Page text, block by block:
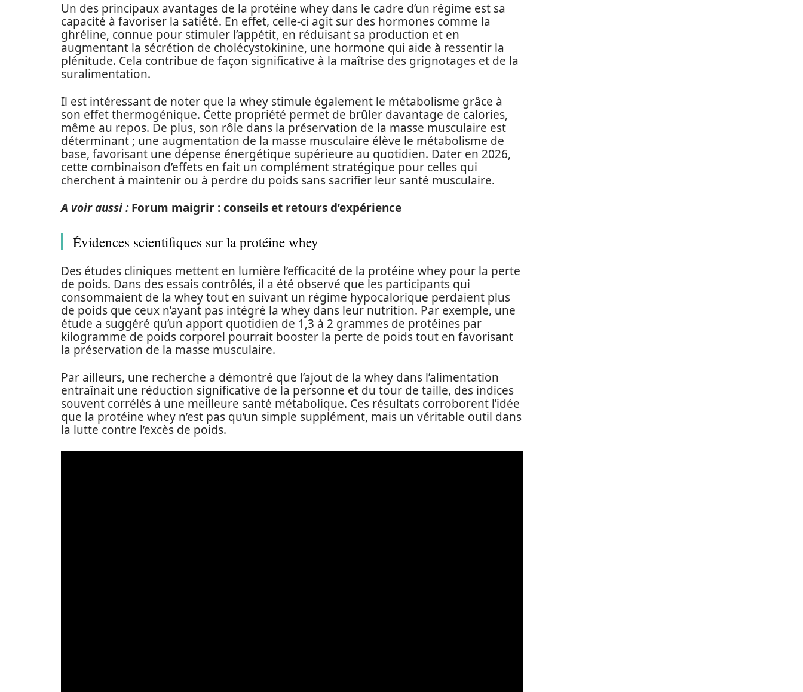
Un des principaux avantages de la protéine whey dans le cadre d’un régime est sa
capacité à favoriser la satiété. En effet, celle-ci agit sur des hormones comme la
ghréline, connue pour stimuler l’appétit, en réduisant sa production et en
augmentant la sécrétion de cholécystokinine, une hormone qui aide à ressentir la
plénitude. Cela contribue de façon significative à la maîtrise des grignotages et de la
suralimentation.
Il est intéressant de noter que la whey stimule également le métabolisme grâce à
son effet thermogénique. Cette propriété permet de brûler davantage de calories,
même au repos. De plus, son rôle dans la préservation de la masse musculaire est
déterminant ; une augmentation de la masse musculaire élève le métabolisme de
base, favorisant une dépense énergétique supérieure au quotidien. Dater en 2026,
cette combinaison d’effets en fait un complément stratégique pour celles qui
cherchent à maintenir ou à perdre du poids sans sacrifier leur santé musculaire.
A voir aussi : Forum maigrir : conseils et retours d’expérience
Évidences scientifiques sur la protéine whey
Des études cliniques mettent en lumière l’efficacité de la protéine whey pour la perte
de poids. Dans des essais contrôlés, il a été observé que les participants qui
consommaient de la whey tout en suivant un régime hypocalorique perdaient plus
de poids que ceux n’ayant pas intégré la whey dans leur nutrition. Par exemple, une
étude a suggéré qu’un apport quotidien de 1,3 à 2 grammes de protéines par
kilogramme de poids corporel pourrait booster la perte de poids tout en favorisant
la préservation de la masse musculaire.
Par ailleurs, une recherche a démontré que l’ajout de la whey dans l’alimentation
entraînait une réduction significative de la personne et du tour de taille, des indices
souvent corrélés à une meilleure santé métabolique. Ces résultats corroborent l’idée
que la protéine whey n’est pas qu’un simple supplément, mais un véritable outil dans
la lutte contre l’excès de poids.